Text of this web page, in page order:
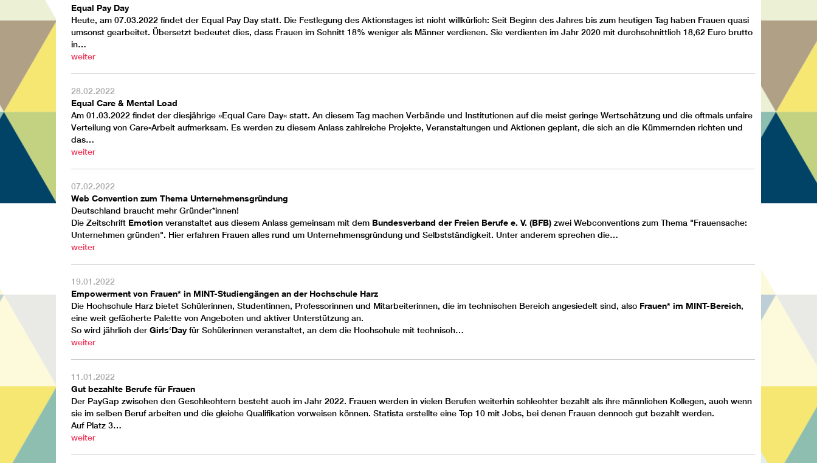
Equal Pay Day
Heute, am 07.03.2022 findet der Equal Pay Day statt. Die Festlegung des Aktionstages ist nicht willkürlich: Seit Beginn des Jahres bis zum heutigen Tag haben Frauen quasi
umsonst gearbeitet. Übersetzt bedeutet dies, dass Frauen im Schnitt 18% weniger als Männer verdienen. Sie verdienten im Jahr 2020 mit durchschnittlich 18,62 Euro brutto
in…
weiter
28.02.2022
Equal Care & Mental Load
Am 01.03.2022 findet der diesjährige »Equal Care Day« statt. An diesem Tag machen Verbände und Institutionen auf die meist geringe Wertschätzung und die oftmals unfaire
Verteilung von Care-Arbeit aufmerksam. Es werden zu diesem Anlass zahlreiche Projekte, Veranstaltungen und Aktionen geplant, die sich an die Kümmernden richten und
das…
weiter
07.02.2022
Web Convention zum Thema Unternehmensgründung
Deutschland braucht mehr Gründer*innen!
Die Zeitschrift Emotion veranstaltet aus diesem Anlass gemeinsam mit dem Bundesverband der Freien Berufe e. V. (BFB) zwei Webconventions zum Thema "Frauensache:
Unternehmen gründen". Hier erfahren Frauen alles rund um Unternehmensgründung und Selbstständigkeit. Unter anderem sprechen die…
weiter
19.01.2022
Empowerment von Frauen* in MINT-Studiengängen an der Hochschule Harz
Die Hochschule Harz bietet Schülerinnen, Studentinnen, Professorinnen und Mitarbeiterinnen, die im technischen Bereich angesiedelt sind, also Frauen* im MINT-Bereich,
eine weit gefächerte Palette von Angeboten und aktiver Unterstützung an.
So wird jährlich der Girls‘Dayfür Schülerinnen veranstaltet, an dem die Hochschule mit technisch…
weiter
11.01.2022
Gut bezahlte Berufe für Frauen
Der PayGap zwischen den Geschlechtern besteht auch im Jahr 2022. Frauen werden in vielen Berufen weiterhin schlechter bezahlt als ihre männlichen Kollegen, auch wenn
sie im selben Beruf arbeiten und die gleiche Qualifikation vorweisen können. Statista erstellte eine Top 10 mit Jobs, bei denen Frauen dennoch gut bezahlt werden.
Auf Platz 3…
weiter